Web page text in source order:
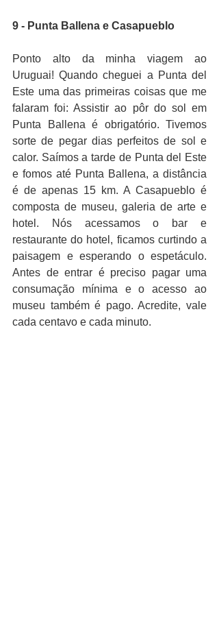
9 - Punta Ballena e Casapueblo
Ponto alto da minha viagem ao
Uruguai! Quando cheguei a Punta del
Este uma das primeiras coisas que me
falaram foi: Assistir ao pôr do sol em
Punta Ballena é obrigatório. Tivemos
sorte de pegar dias perfeitos de sol e
calor. Saímos a tarde de Punta del Este
e fomos até Punta Ballena, a distância
é de apenas 15 km. A Casapueblo é
composta de museu, galeria de arte e
hotel. Nós acessamos o bar e
restaurante do hotel, ficamos curtindo a
paisagem e esperando o espetáculo.
Antes de entrar é preciso pagar uma
consumação mínima e o acesso ao
museu também é pago. Acredite, vale
cada centavo e cada minuto.